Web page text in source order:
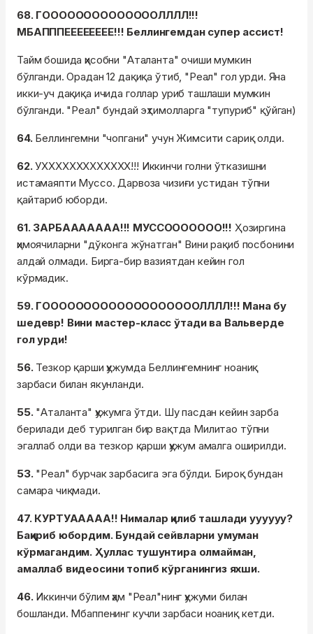
68. ГООООООООООООООЛЛЛЛ!!!
МБАПППЕЕЕЕЕЕЕЕ!!! Беллингемдан супер ассист!
Тайм бошида ҳисобни "Аталанта" очиши мумкин
бўлганди. Орадан 12 дақиқа ўтиб, "Реал" гол урди. Яна
икки-уч дақиқа ичида голлар уриб ташлаши мумкин
бўлганди. "Реал" бундай эҳтимолларга "тупуриб" қўйган)
64.Беллингемни "чопгани" учун Жимсити сариқ олди.
62.УХХХХХХХХХХХХХ!!! Иккинчи голни ўтказишни
истамаяпти Муссо. Дарвоза чизиғи устидан тўпни
қайтариб юборди.
61. ЗАРБААААААА!!! МУССООООООО!!! Ҳозиргина
ҳимоячиларни "дўконга жўнатган" Вини рақиб посбонини
алдай олмади. Бирга-бир вазиятдан кейин гол
кўрмадик.
59. ГОООООООООООООООООООЛЛЛЛ!!! Мана бу
шедевр! Вини мастер-класс ўтади ва Вальверде
гол урди!
56.Тезкор қарши ҳужумда Беллингемнинг ноаниқ
зарбаси билан якунланди.
55."Аталанта" ҳужумга ўтди. Шу пасдан кейин зарба
берилади деб турилган бир вақтда Милитао тўпни
эгаллаб олди ва тезкор қарши ҳужум амалга оширилди.
53."Реал" бурчак зарбасига эга бўлди. Бироқ бундан
самара чиқмади.
47. КУРТУААААА!! Нималар қилиб ташлади уууууу?
Бақириб юбордим. Бундай сейвларни умуман
кўрмагандим. Ҳуллас тушунтира олмайман,
амаллаб видеосини топиб кўрганингиз яхши.
46.Иккинчи бўлим ҳам "Реал"нинг ҳужуми билан
бошланди. Мбаппенинг кучли зарбаси ноаниқ кетди.